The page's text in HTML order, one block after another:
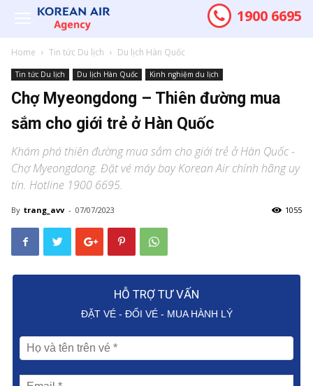
1900 6695
Home Tin tức Du lịch Du lịch Hàn Quốc
Tin tức Du lịch Du lịch Hàn Quốc Kinh nghiệm du lịch
Chợ Myeongdong – Thiên đường mua
sắm cho giới trẻ ở Hàn Quốc
Khám phá thiên đường mua sắm cho giới trẻ ở Hàn Quốc -
Chợ Myeongdong. Đặt vé máy bay Korean Air chính hãng uy
tín. Hotline 1900 6695.
By trang_avv - 07/07/2023 1055
HỖ TRỢ TƯ VẤN
ĐẶT VÉ - ĐỔI VÉ - MUA HÀNH LÝ